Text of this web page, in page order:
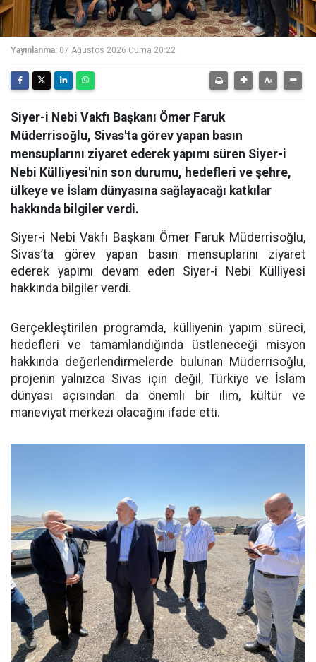
Yayınlanma: 07 Ağustos 2026 Cuma 20:22
Siyer-i Nebi Vakfı Başkanı Ömer Faruk
Müderrisoğlu, Sivas'ta görev yapan basın
mensuplarını ziyaret ederek yapımı süren Siyer-i
Nebi Külliyesi'nin son durumu, hedefleri ve şehre,
ülkeye ve İslam dünyasına sağlayacağı katkılar
hakkında bilgiler verdi.
Siyer-i Nebi Vakfı Başkanı Ömer Faruk Müderrisoğlu,
Sivas’ta görev yapan basın mensuplarını ziyaret
ederek yapımı devam eden Siyer-i Nebi Külliyesi
hakkında bilgiler verdi.
Gerçekleştirilen programda, külliyenin yapım süreci,
hedefleri ve tamamlandığında üstleneceği misyon
hakkında değerlendirmelerde bulunan Müderrisoğlu,
projenin yalnızca Sivas için değil, Türkiye ve İslam
dünyası açısından da önemli bir ilim, kültür ve
maneviyat merkezi olacağını ifade etti.